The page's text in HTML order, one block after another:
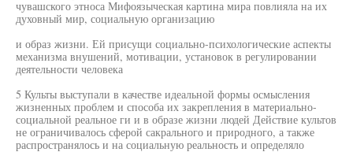
чувашского этноса Мифоязыческая картина мира повлияла на их
духовный мир, социальную организацию
и образ жизни. Ей присущи социально-психологические аспекты
механизма внушений, мотивации, установок в регулировании
деятельности человека
5 Культы выступали в качестве идеальной формы осмысления
жизненных проблем и способа их закрепления в материально-
социальной реальное ги и в образе жизни людей Действие культов
не ограничивалось сферой сакрального и природного, а также
распространялось и на социальную реальность и определяло